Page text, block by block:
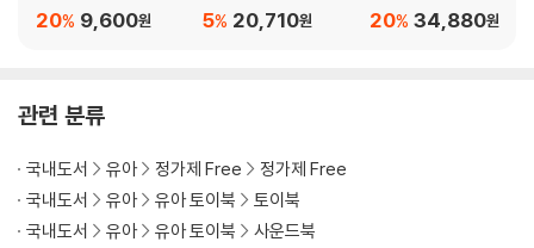
9,600원
20%
북
20,710원
5%
마랑 뽀뽀 아기 동물 사
34,880원
20%
관련 분류
국내도서 유아 정가제 Free
정가제 Free
국내도서
유아 유아 토이북
토이북
국내도서
유아 유아 토이북
사운드북